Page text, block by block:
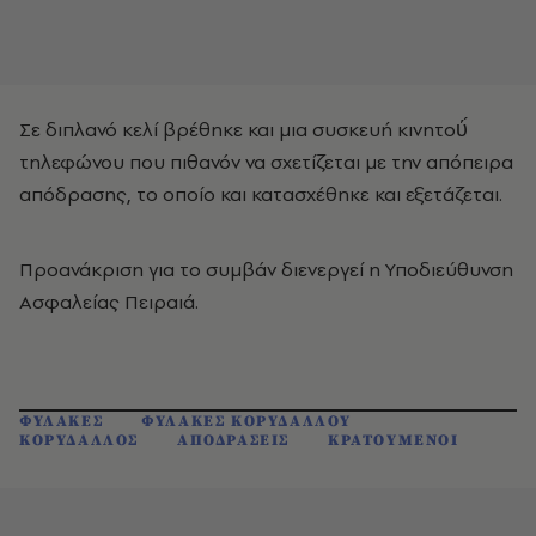
Σε διπλανό κελί βρέθηκε και μια συσκευή κινητού́
τηλεφώνου που πιθανόν να σχετίζεται με την απόπειρα
απόδρασης, το οποίο και κατασχέθηκε και εξετάζεται.
Προανάκριση για το συμβάν διενεργεί η Υποδιεύθυνση
Ασφαλείας Πειραιά.
ΦΥΛΑΚΕΣ
ΦΥΛΑΚΕΣ ΚΟΡΥΔΑΛΛΟΥ
ΚΟΡΥΔΑΛΛΟΣ
ΑΠΟΔΡΑΣΕΙΣ ΚΡΑΤΟΥΜΕΝΟΙ